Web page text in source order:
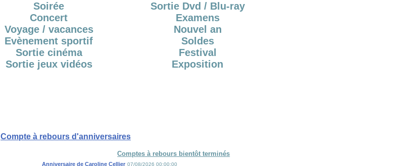
Soirée
Concert
Voyage / vacances
Evènement sportif
Sortie cinéma
Sortie jeux vidéos
Sortie Dvd / Blu-ray
Examens
Nouvel an
Soldes
Festival
Exposition
Compte à rebours d'anniversaires
Comptes à rebours bientôt terminés
Anniversaire de Caroline Cellier 07/08/2026 00:00:00